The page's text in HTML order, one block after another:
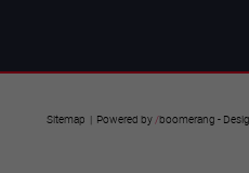
Sitemap | Powered by /boomerang -